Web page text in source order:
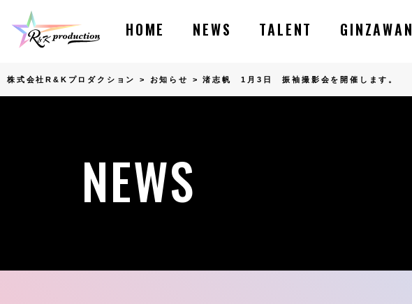
HOME NEWS TALENT GINZAWAN
株式会社R&Kプロダクション > お知らせ >渚志帆 1月3日 振袖撮影会を開催します。
NEWS